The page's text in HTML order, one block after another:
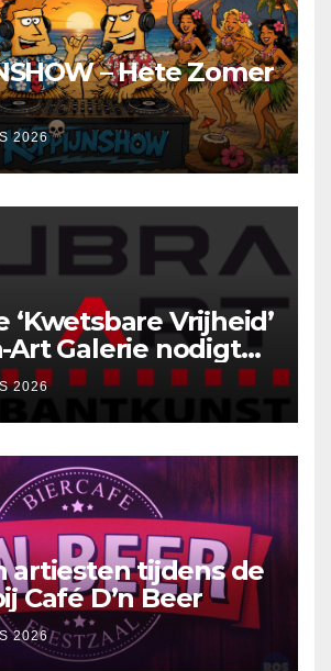
– Hete Zomer
2026
‘Kwetsbare Vrijheid’
Art Galerie nodigt
en
2026
artiesten tijdens de
Café D’n Beer
2026